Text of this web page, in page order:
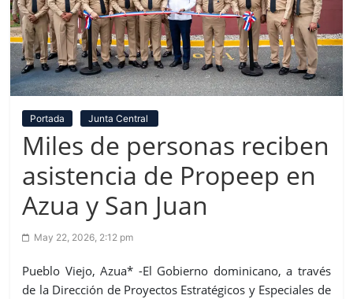
Portada Junta Central
Miles de personas reciben
asistencia de Propeep en
Azua y San Juan
May 22, 2026, 2:12 pm
Pueblo Viejo, Azua* -El Gobierno dominicano, a través
de la Dirección de Proyectos Estratégicos y Especiales de